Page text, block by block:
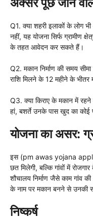
Q1. क्या शहरी इलाकों के लोग
नहीं, यह योजना सिर्फ ग्रामीण
के तहत आवेदन कर सकते हैं।
Q2. मकान निर्माण की समय सीमा
राशि मिलने के 12 महीने के भीतर
Q3. क्या किराए के मकान में रहने
हां, बशर्ते उनके पास खुद का कोई
योजना का असर:
इस (pm awas yojana apply
छत मिलेगी, बल्कि गांवों में
शौचालय निर्माण जैसे काम गांव
के नाम पर मकान बनने से उनकी
निष्कर्ष